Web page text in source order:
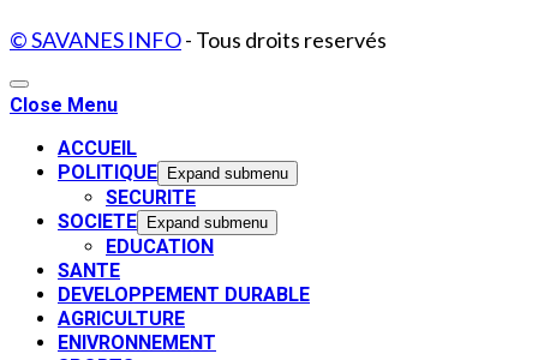
© SAVANES INFO- Tous droits reservés
Close Menu
ACCUEIL
POLITIQUE
Expand submenu
SECURITE
SOCIETE
Expand submenu
EDUCATION
SANTE
DEVELOPPEMENT DURABLE
AGRICULTURE
ENIVRONNEMENT